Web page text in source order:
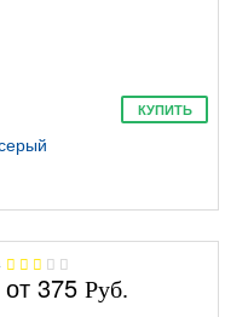
КУПИТЬ
от375 Руб.